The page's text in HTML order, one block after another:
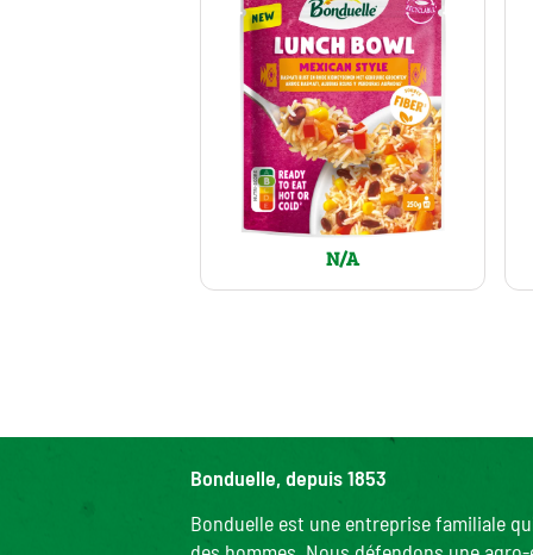
N/A
Bonduelle, depuis 1853
Bonduelle est une entreprise familiale